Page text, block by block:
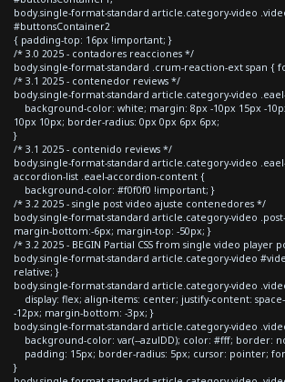
body.single-format-standard article.category-video
#buttonsContainer2
{ padding-top: 16px !important; }
/* 3.0 2025 - contadores reacciones */
body.single-format-standard .crum-reaction-ext span {
/* 3.1 2025 - contenedor reviews */
body.single-format-standard article.category-video
background-color: white; margin: 8px -10px 15px -
10px 10px; border-radius: 0px 0px 6px 6px;
}
/* 3.1 2025 - contenido reviews */
body.single-format-standard article.category-video
accordion-list .eael-accordion-content {
background-color: #f0f0f0 !important; }
/* 3.2 2025 - single post video ajuste contenedores */
body.single-format-standard article.category-video
margin-bottom:-6px; margin-top: -50px; }
/* 3.2 2025 - BEGIN Partial CSS from single video player
body.single-format-standard article.category-video
relative; }
body.single-format-standard article.category-video
display: flex; align-items: center; justify-content:
-12px; margin-bottom: -3px; }
body.single-format-standard article.category-video
background-color: var(--azulDD); color: #fff; border:
padding: 15px; border-radius: 5px; cursor: pointer;
}